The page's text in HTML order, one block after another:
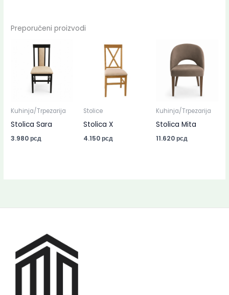
Preporučeni proizvodi
Kuhinja/Trpezarija
Stolica Sara
3.980рсд
Stolice
Stolica X
4.150рсд
Kuhinja/Trpezarija
Stolica Mita
11.620рсд